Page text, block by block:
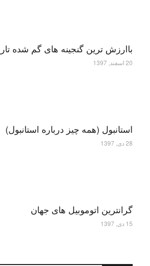
باارزش ترین گنجینه های گم شده
20 اسفند, 1397
استانبول (همه چیز درباره استانبول)
28 دی, 1397
گرانترین اتوموبیل های جهان
15 دی, 1397